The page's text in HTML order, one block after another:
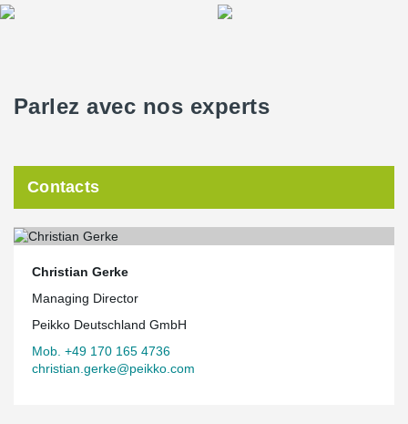
Parlez avec nos experts
Contacts
Christian Gerke
Managing Director
Peikko Deutschland GmbH
Mob. +49 170 165 4736
christian.gerke@peikko.com